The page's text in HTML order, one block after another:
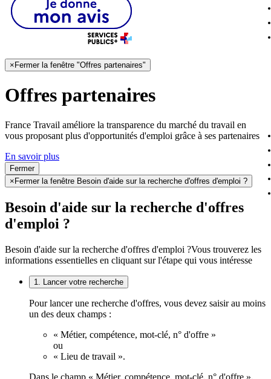
× Fermer la fenêtre "Offres partenaires"
Offres partenaires
France Travail améliore la transparence du marché du travail en
vous proposant plus d'opportunités d'emploi grâce à ses partenaires
En savoir plus
Fermer
× Fermer la fenêtre Besoin d'aide sur la recherche d'offres d'emploi ?
Besoin d'aide sur la recherche d'offres
d'emploi ?
Besoin d'aide sur la recherche d'offres d'emploi ?Vous trouverez les
informations essentielles en cliquant sur l'étape qui vous intéresse
1. Lancer votre recherche
Pour lancer une recherche d'offres, vous devez saisir au moins
un des deux champs :
« Métier, compétence, mot-clé, n° d'offre »
ou
« Lieu de travail ».
Dans le champ « Métier, compétence, mot-clé, n° d'offre »,